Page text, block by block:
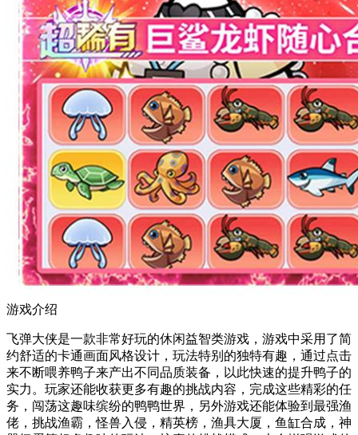
游戏介绍
飞弹大侠是一款非常好玩的休闲益智类游戏，游戏中采用了简
约舒适的卡通画面风格设计，玩法特别的独特有趣，通过点击
来不断喂养鸭子来产出不同品质装备，以此快速的提升鸭子的
实力。玩家还能收获更多有趣的挑战内容，完成这些精彩的任
务，闯荡这趣味缤纷的鸭鸭世界，另外游戏还能体验到最强渔
佬，挑战渔霸，怪兽入侵，精英榜，渔具大厦，鱼缸合成，神